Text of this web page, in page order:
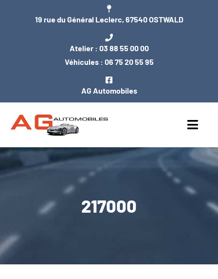
19 rue du Général Leclerc, 67540 OSTWALD
Atelier : 03 88 55 00 00
Véhicules : 06 75 20 55 95
AG Automobiles
ACCUEIL
ENTRETIEN / MÉCANIQUE
CARROSSERIE / VITRAGE
217000